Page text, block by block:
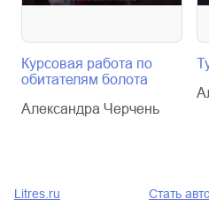
Курсовая работа по
обитателям болота
Александра Черчень
Litres.ru Стать